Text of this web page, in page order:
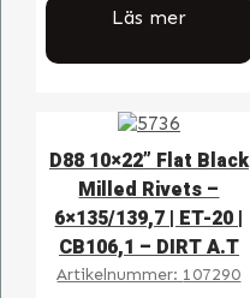
Läs mer
D88 10×22” Flat Black
Milled Rivets –
6×135/139,7 | ET-20 |
CB106,1 – DIRT A.T
Artikelnummer: 107290